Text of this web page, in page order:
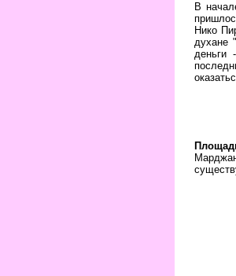
В
Нико
духане
деньги